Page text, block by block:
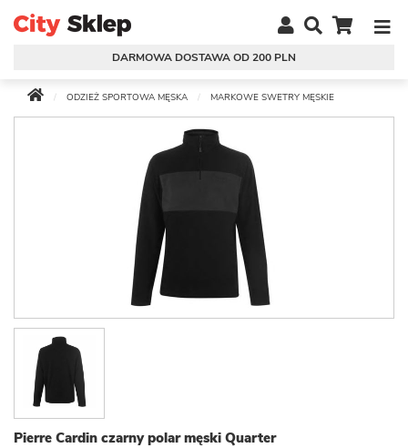
DARMOWA DOSTAWA OD 200 PLN
ODZIEŻ SPORTOWA MĘSKA MARKOWE SWETRY MĘSKIE
Pierre Cardin czarny polar męski Quarter